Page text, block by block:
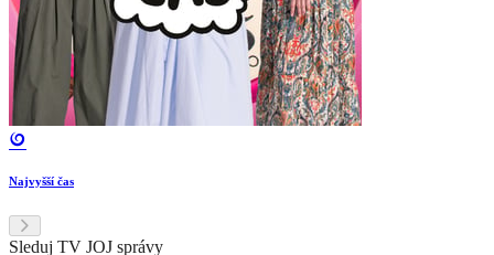
Najvyšší čas
Sleduj TV JOJ správy